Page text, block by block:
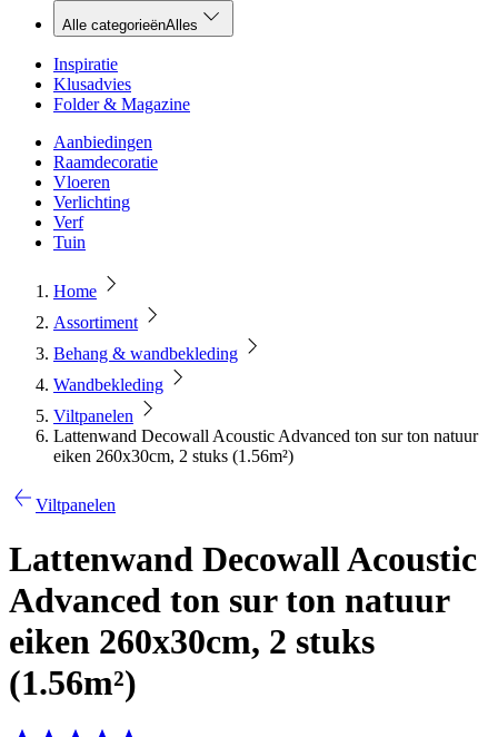
Alle categorieënAlles
Inspiratie
Klusadvies
Folder & Magazine
Aanbiedingen
Raamdecoratie
Vloeren
Verlichting
Verf
Tuin
Home
Assortiment
Behang & wandbekleding
Wandbekleding
Viltpanelen
Lattenwand Decowall Acoustic Advanced ton sur ton natuur
eiken 260x30cm, 2 stuks (1.56m²)
Viltpanelen
Lattenwand Decowall Acoustic
Advanced ton sur ton natuur
eiken 260x30cm, 2 stuks
(1.56m²)